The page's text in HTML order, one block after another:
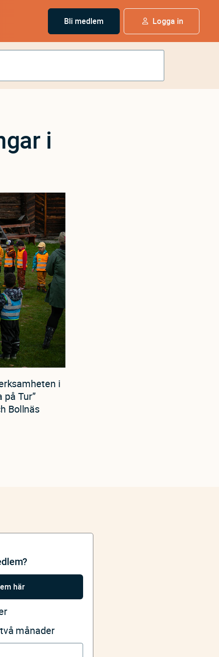
Bli medlem Logga in
i
i
Tur”
Bollnäs
här
månader